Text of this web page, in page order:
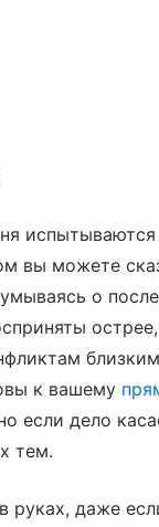
вы можете
о
к вашему
если дело
тем.
руках, даже